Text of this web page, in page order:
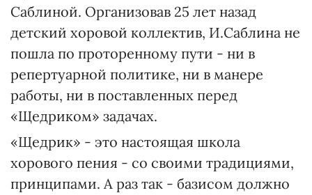
Саблиной. Организовав 25 лет назад
детский хоровой коллектив, И.Саблина не
пошла по проторенному пути - ни в
репертуарной политике, ни в манере
работы, ни в поставленных перед
«Щедриком» задачах.
«Щедрик» - это настоящая школа
хорового пения - со своими традициями,
принципами. А раз так - базисом должно